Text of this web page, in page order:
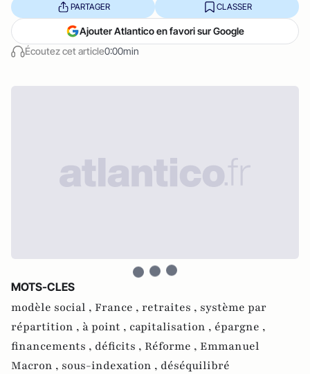
Écoutez cet article0:00min
PARTAGER CLASSER
Ajouter Atlantico en favori sur Google
MOTS-CLES
modèle social , France , retraites , système par
répartition , à point , capitalisation , épargne ,
financements , déficits , Réforme , Emmanuel
Macron , sous-indexation , déséquilibré